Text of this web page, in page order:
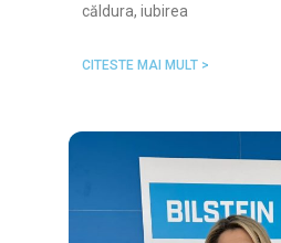
căldura, iubirea
CITESTE MAI MULT >